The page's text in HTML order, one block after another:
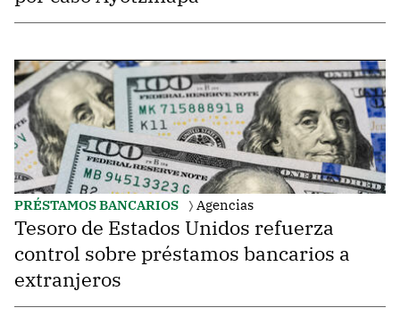
PRÉSTAMOS BANCARIOS Agencias
Tesoro de Estados Unidos refuerza
control sobre préstamos bancarios a
extranjeros